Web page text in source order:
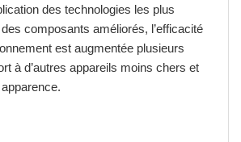
des technologies les plus
composants améliorés, l’efficacité
est augmentée plusieurs
à d’autres appareils moins chers et